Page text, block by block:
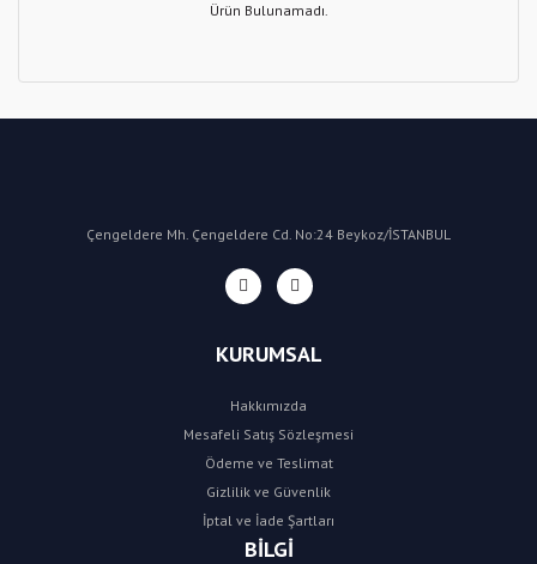
Ürün Bulunamadı.
Çengeldere Mh. Çengeldere Cd. No:24 Beykoz/İSTANBUL
KURUMSAL
Hakkımızda
Mesafeli Satış Sözleşmesi
Ödeme ve Teslimat
Gizlilik ve Güvenlik
İptal ve İade Şartları
BİLGİ